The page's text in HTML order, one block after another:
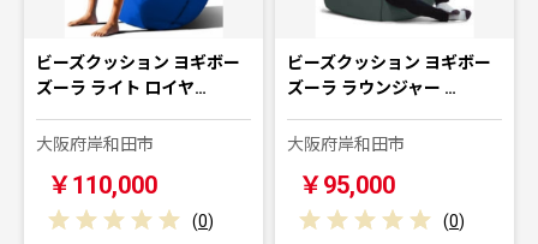
ビーズクッション ヨギボー
ズーラ ライト ロイヤ…
大阪府岸和田市
￥110,000
(0)
ビーズクッション ヨギボー
ズーラ ラウンジャー …
大阪府岸和田市
￥95,000
(0)